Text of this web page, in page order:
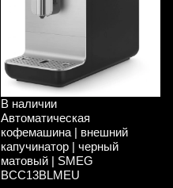
В наличии
Автоматическая
кофемашина | внешний
капучинатор | черный
матовый | SMEG
BCC13BLMEU